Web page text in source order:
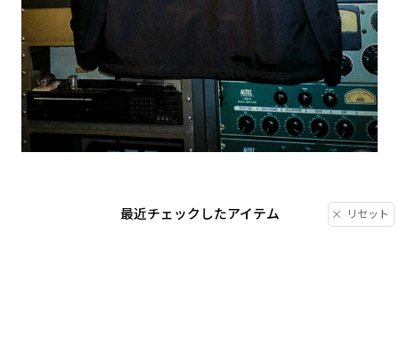
最近チェックしたアイテム リセット